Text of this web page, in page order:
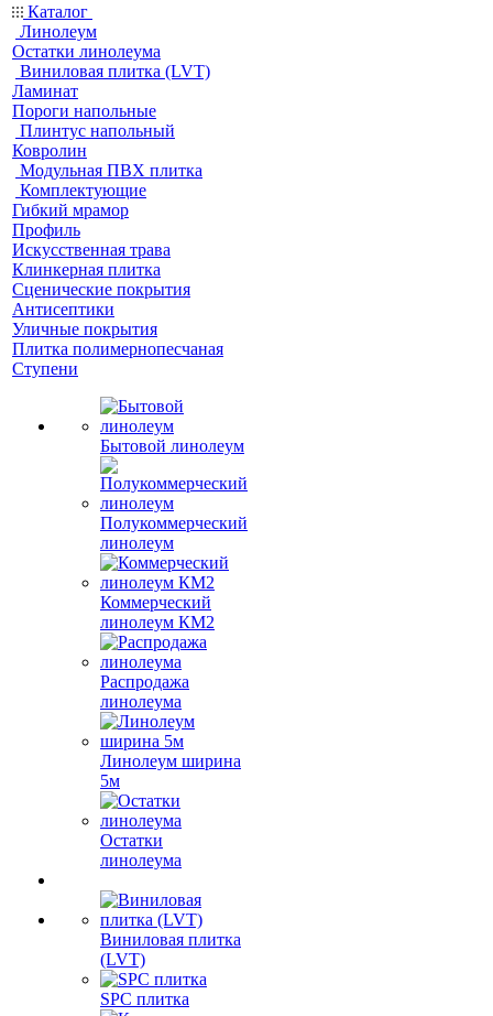
Каталог
Линолеум
Остатки линолеума
Виниловая плитка (LVT)
Ламинат
Пороги напольные
Плинтус напольный
Ковролин
Модульная ПВХ плитка
Комплектующие
Гибкий мрамор
Профиль
Искусственная трава
Клинкерная плитка
Сценические покрытия
Антисептики
Уличные покрытия
Плитка полимернопесчаная
Ступени
Бытовой линолеум
Полукоммерческий
линолеум
Коммерческий
линолеум КМ2
Распродажа
линолеума
Линолеум ширина
5м
Остатки
линолеума
Виниловая плитка
(LVT)
SPC плитка